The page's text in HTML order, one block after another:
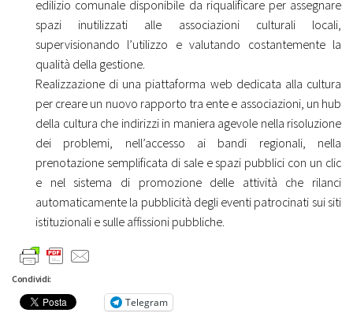
edilizio comunale disponibile da riqualificare per assegnare
spazi inutilizzati alle associazioni culturali locali,
supervisionando l’utilizzo e valutando costantemente la
qualità della gestione.
Realizzazione di una piattaforma web dedicata alla cultura
per creare un nuovo rapporto tra ente e associazioni, un hub
della cultura che indirizzi in maniera agevole nella risoluzione
dei problemi, nell’accesso ai bandi regionali, nella
prenotazione semplificata di sale e spazi pubblici con un clic
e nel sistema di promozione delle attività che rilanci
automaticamente la pubblicità degli eventi patrocinati sui siti
istituzionali e sulle affissioni pubbliche.
Condividi:
Telegram